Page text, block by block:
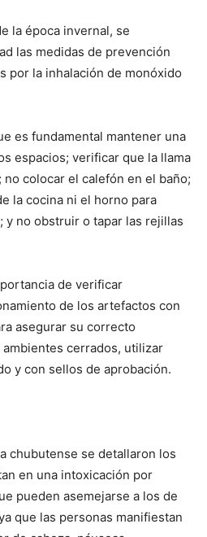
la época invernal, se
las medidas de prevención
por la inhalación de monóxido
es fundamental mantener una
espacios; verificar que la llama
colocar el calefón en el baño;
la cocina ni el horno para
y no obstruir o tapar las rejillas
de verificar
de los artefactos con
asegurar su correcto
cerrados, utilizar
y con sellos de aprobación.
chubutense se detallaron los
en una intoxicación por
pueden asemejarse a los de
que las personas manifiestan